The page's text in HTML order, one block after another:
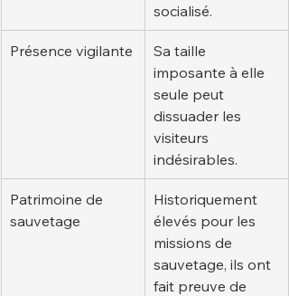
socialisé.
Présence vigilante
Sa taille
imposante à elle
seule peut
dissuader les
visiteurs
indésirables.
Patrimoine de
sauvetage
Historiquement
élevés pour les
missions de
sauvetage, ils ont
fait preuve de